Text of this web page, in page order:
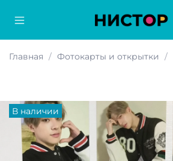
Главная Фотокарты и открытки
В наличии